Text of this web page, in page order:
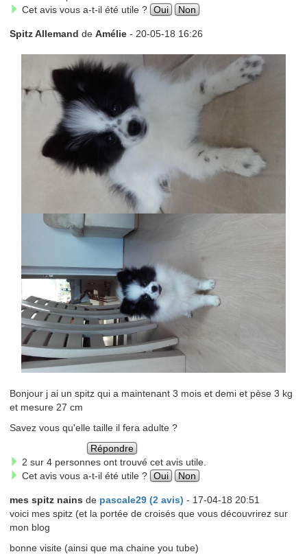
Cet avis vous a-t-il été utile ? Oui Non
Spitz Allemand de Amélie - 20-05-18 16:26
Bonjour j ai un spitz qui a maintenant 3 mois et demi et pèse 3 kg
et mesure 27 cm
Savez vous qu'elle taille il fera adulte ?
Répondre
2 sur 4 personnes ont trouvé cet avis utile.
Cet avis vous a-t-il été utile ? Oui Non
mes spitz nains de pascale29 (2 avis) - 17-04-18 20:51
voici mes spitz (et la portée de croisés que vous découvrirez sur
mon blog
bonne visite (ainsi que ma chaine you tube)